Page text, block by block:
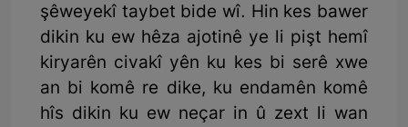
şêweyekî taybet bide wî. Hin kes bawer
dikin ku ew hêza ajotinê ye li pişt hemî
kiryarên civakî yên ku kes bi serê xwe
an bi komê re dike, ku endamên komê
hîs dikin ku ew neçar in û zext li wan